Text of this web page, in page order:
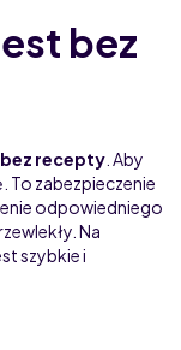
bez
recepty . Aby
To zabezpieczenie
odpowiedniego
Na
szybkie i